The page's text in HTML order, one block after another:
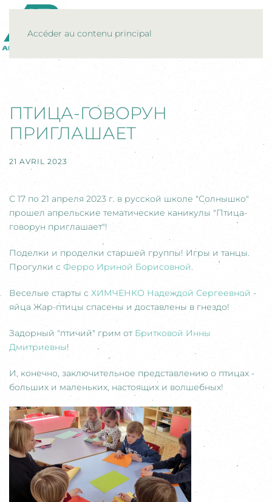
Accéder au contenu principal
ПТИЦА-ГОВОРУН
ПРИГЛАШАЕТ
21 AVRIL 2023
С 17 по 21 апреля 2023 г. в русской школе "Солнышко"
прошел апрельские тематические каникулы "Птица-
говорун приглашает"!
Поделки и проделки старшей группы! Игры и танцы.
Прогулки с Ферро Ириной Борисовной.
Веселые старты с ХИМЧЕНКО Надеждой Сергеевной -
яйца Жар-птицы спасены и доставлены в гнездо!
Задорный "птичий" грим от Бритковой Инны
Дмитриевны!
И, конечно, заключительное представлению о птицах -
больших и маленьких, настоящих и волшебных!